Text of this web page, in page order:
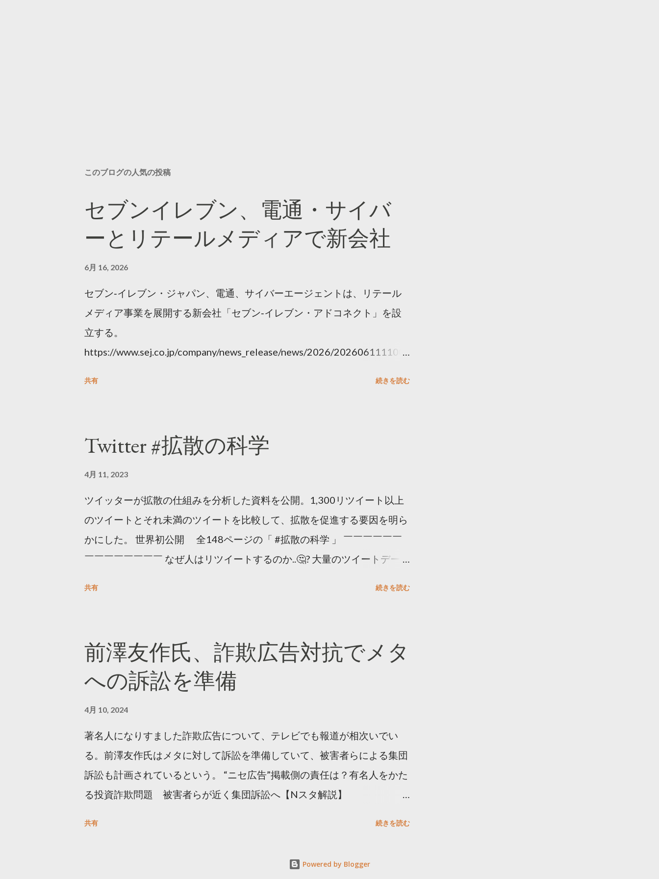
このブログの人気の投稿
セブンイレブン、電通・サイバ
ーとリテールメディアで新会社
6月 16, 2026
セブン‐イレブン・ジャパン、電通、サイバーエージェントは、リテール
メディア事業を展開する新会社「セブン‐イレブン・アドコネクト」を設
立する。
https://www.sej.co.jp/company/news_release/news/2026/202606111100.
共有 続きを読む
Twitter #拡散の科学
4月 11, 2023
ツイッターが拡散の仕組みを分析した資料を公開。1,300リツイート以上
のツイートとそれ未満のツイートを比較して、拡散を促進する要因を明ら
かにした。 世界初公開 全148ページの「 #拡散の科学 」 ￣￣￣￣￣￣
￣￣￣￣￣￣￣￣ なぜ人はリツイートするのか..🤔? 大量のツイートデータ
https://marketing.twitter.com/ja/insights/kakusan
共有 続きを読む
前澤友作氏、詐欺広告対抗でメタ
への訴訟を準備
4月 10, 2024
著名人になりすました詐欺広告について、テレビでも報道が相次いでい
る。前澤友作氏はメタに対して訴訟を準備していて、被害者らによる集団
訴訟も計画されているという。 “ニセ広告”掲載側の責任は？有名人をかた
る投資詐欺問題 被害者らが近く集団訴訟へ【Nスタ解説】
欺広告をめぐり… 前澤氏 メタを訴える準備 https://txbiz.tv-
共有 続きを読む
Powered by Blogger